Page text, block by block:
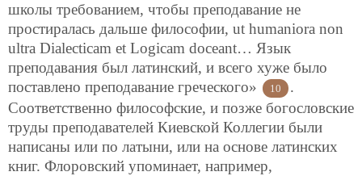
школы требованием, чтобы преподавание не
простиралась дальше философии, ut humaniora non
ultra Dialecticam et Logicam doceant… Язык
преподавания был латинский, и всего хуже было
поставлено преподавание греческого»
10
.
Соответственно философские, и позже богословские
труды преподавателей Киевской Коллегии были
написаны или по латыни, или на основе латинских
книг. Флоровский упоминает, например,